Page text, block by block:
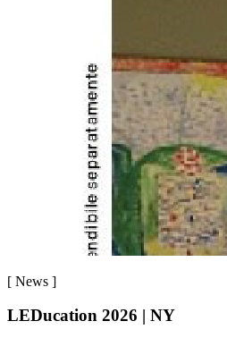
[ News ]
LEDucation 2026 | NY